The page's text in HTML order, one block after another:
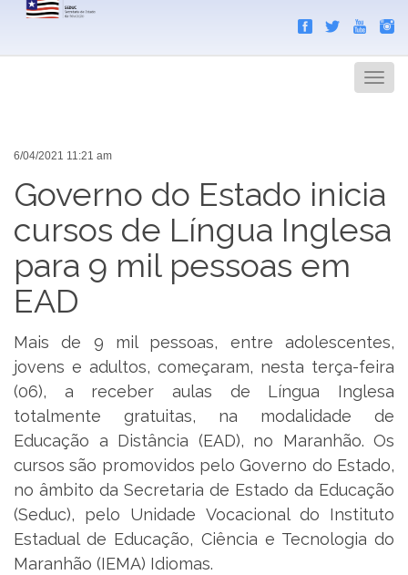
Menu
6/04/2021 11:21 am
Governo do Estado inicia
cursos de Língua Inglesa
para 9 mil pessoas em
EAD
Mais de 9 mil pessoas, entre adolescentes,
jovens e adultos, começaram, nesta terça-feira
(06), a receber aulas de Língua Inglesa
totalmente gratuitas, na modalidade de
Educação a Distância (EAD), no Maranhão. Os
cursos são promovidos pelo Governo do Estado,
no âmbito da Secretaria de Estado da Educação
(Seduc), pelo Unidade Vocacional do Instituto
Estadual de Educação, Ciência e Tecnologia do
Maranhão (IEMA) Idiomas.